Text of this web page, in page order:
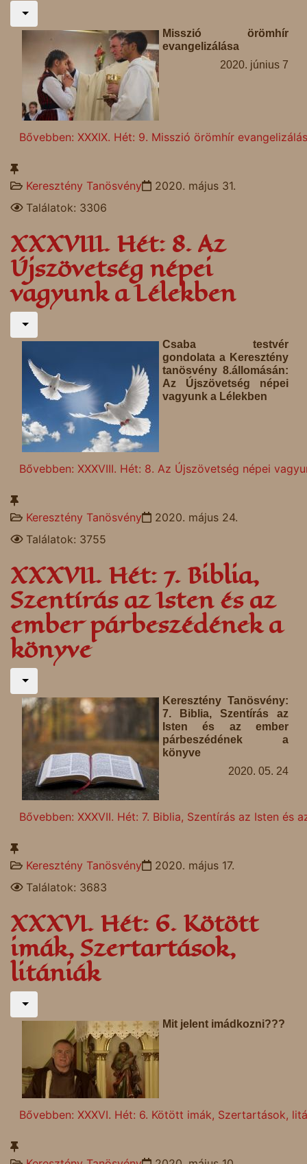
Misszió örömhír
evangelizálása
2020. június 7
Bővebben: XXXIX. Hét: 9. Misszió örömhír
Keresztény Tanösvény
2020. május 31.
Találatok: 3306
XXXVIII. Hét: 8. Az
Újszövetség népei
vagyunk a Lélekben
Csaba testvér
gondolata a Keresztény
tanösvény 8.állomásán:
Az Újszövetség népei
vagyunk a Lélekben
Bővebben: XXXVIII. Hét: 8. Az Újszövetség népei
Keresztény Tanösvény
2020. május 24.
Találatok: 3755
XXXVII. Hét: 7. Biblia,
Szentírás az Isten és az
ember párbeszédének a
könyve
Keresztény Tanösvény:
7. Biblia, Szentírás az
Isten és az ember
párbeszédének a
könyve
2020. 05. 24
Bővebben: XXXVII. Hét: 7. Biblia, Szentírás az Isten és
Keresztény Tanösvény
2020. május 17.
Találatok: 3683
XXXVI. Hét: 6. Kötött
imák, Szertartások,
litániák
Mit jelent imádkozni???
Bővebben: XXXVI. Hét: 6. Kötött imák, Szertartások,